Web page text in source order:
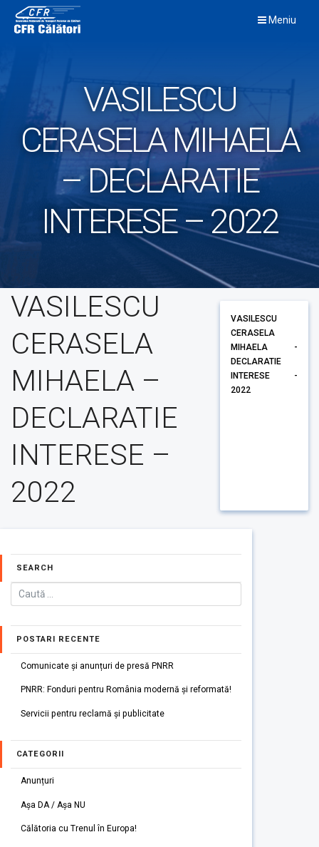
content
Meniu
VASILESCU
CERASELA MIHAELA
– DECLARATIE
INTERESE – 2022
VASILESCU
CERASELA
MIHAELA –
DECLARATIE
INTERESE –
2022
VASILESCU
CERASELA
MIHAELA -
DECLARATIE
INTERESE -
2022
SEARCH
POSTARI RECENTE
Comunicate și anunțuri de presă PNRR
PNRR: Fonduri pentru România modernă și reformată!
Servicii pentru reclamă și publicitate
CATEGORII
Anunțuri
Așa DA / Așa NU
Călătoria cu Trenul în Europa!